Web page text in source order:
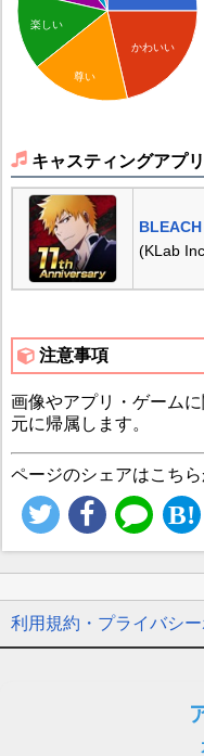
かわいい
楽しい
尊い
キャスティングアプリ
(KLab
注意事項
画像やアプリ・ゲーム
元に帰属します。
ページのシェアはこちら
利用規約・プライバシ